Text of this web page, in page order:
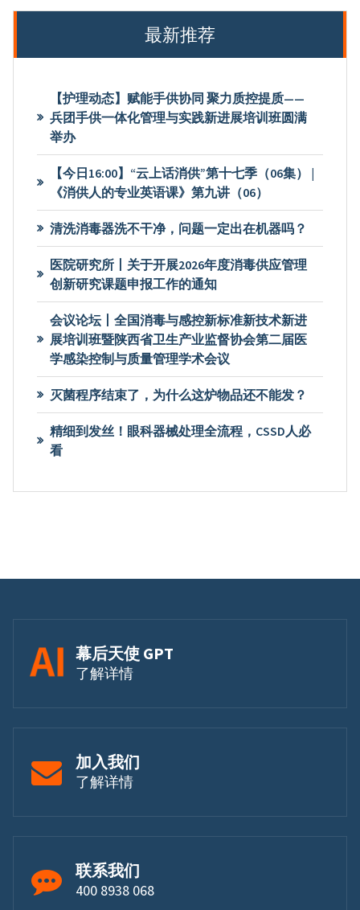
最新推荐
【护理动态】赋能手供协同 聚力质控提质——
兵团手供一体化管理与实践新进展培训班圆满
举办
【今日16:00】“云上话消供”第十七季（06集） |
《消供人的专业英语课》第九讲（06）
清洗消毒器洗不干净，问题一定出在机器吗？
医院研究所丨关于开展2026年度消毒供应管理
创新研究课题申报工作的通知
会议论坛丨全国消毒与感控新标准新技术新进
展培训班暨陕西省卫生产业监督协会第二届医
学感染控制与质量管理学术会议
灭菌程序结束了，为什么这炉物品还不能发？
精细到发丝！眼科器械处理全流程，CSSD人必
看
幕后天使 GPT
了解详情
加入我们
了解详情
联系我们
400 8938 068